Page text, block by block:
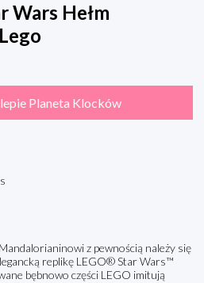
Wars Hełm
Planeta Klocków
z pewnością należy się
replikę LEGO® Star Wars™
bębnowo części LEGO imitują